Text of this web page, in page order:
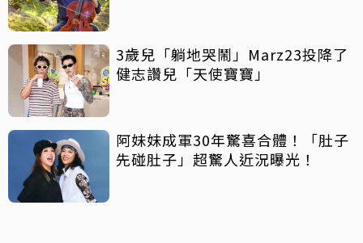
3歲兒「躺地哭鬧」Marz23投降了
健志讚兒「天使寶寶」
阿妹妹成軍30年驚喜合體！「肚子
先碰肚子」超驚人近況曝光！